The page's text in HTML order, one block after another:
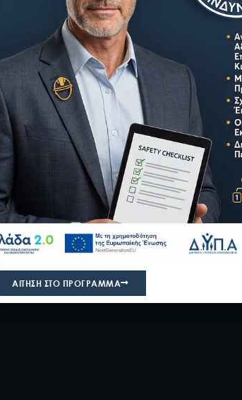
σε ψηφιακές
750€.
ΑΙΤΗΣΗ ΣΤΟ ΠΡΟΓΡΑΜΜΑ